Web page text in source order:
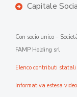
Capitale
Con socio unico –
FAMP Holding srl
Elenco contributi
Informativa estesa